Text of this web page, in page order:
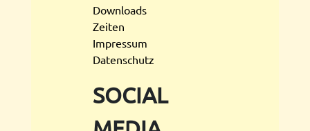
Downloads
Zeiten
Impressum
Datenschutz
SOCIAL